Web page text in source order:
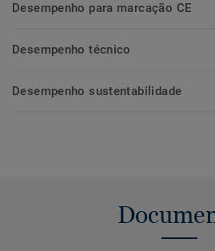
Desempenho para marcação CE
Desempenho técnico
Desempenho sustentabilidade